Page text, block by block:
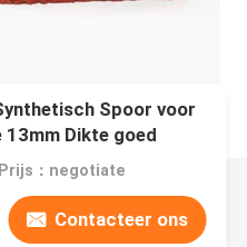
Spoor voor
13mm Dikte goed
Prijs：negotiate
Contacteer ons